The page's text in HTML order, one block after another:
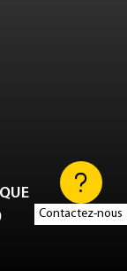
Contactez-nous